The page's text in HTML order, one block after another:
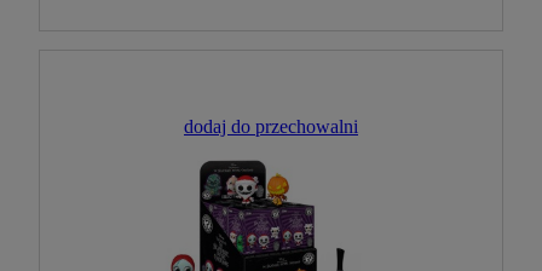
dodaj do przechowalni